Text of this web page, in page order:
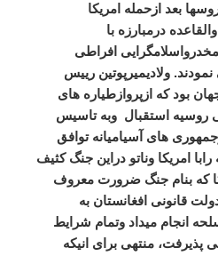
بعد ازحمله امریکا
والقاعده درمبارزه با
افراطی
ولادیمیرپوتین رییس
بود که ازپروازطیاره های
روسیه استقبال وبه تاسیس
های آسیامیانه توافق
امریکا وناتو دراین جنگ کثیف
که بنام جنگ ضرورت معروف
قانونی افغانستان به
انجام میداد وتمام شرایط
پذیرفت، منتهی برای انیکه